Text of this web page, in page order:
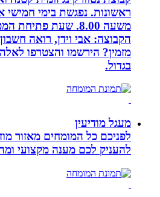
ראשונות. נפגשת בימי חמישי אחת
הקבוצה: אבי וידן, רואה חשבון
מזמין? הירשמו והצטרפו לאלה
בגדול.
מעגל מודיעין
לפניכם כל המומחים מאזור
להעניק לכם מענה מקצועי ומהימן